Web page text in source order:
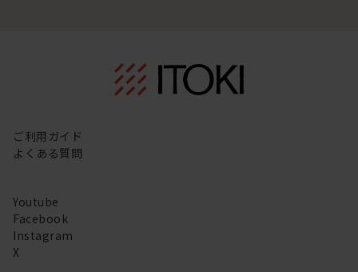
ご利用ガイド
よくある質問
Youtube
Facebook
Instagram
X